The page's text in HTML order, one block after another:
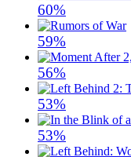
60%
59%
56%
53%
53%